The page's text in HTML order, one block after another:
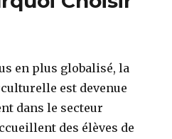
en plus globalisé, la
est devenue
dans le secteur
des élèves de